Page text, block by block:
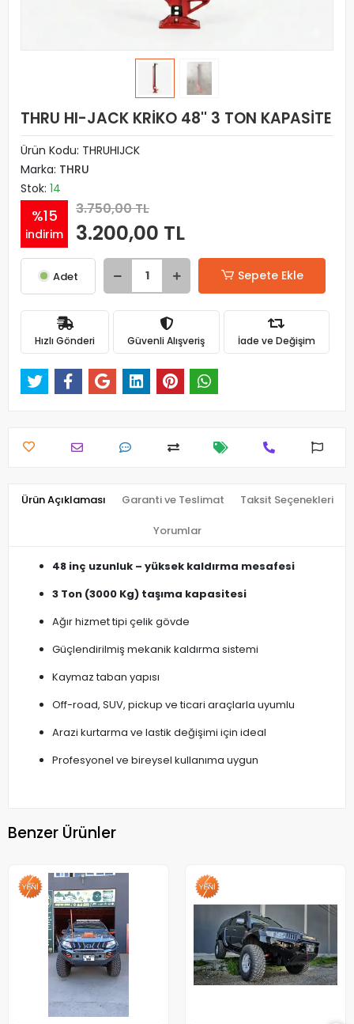
THRU HI-JACK KRİKO 48'' 3 TON KAPASİTE
Ürün Kodu: THRUHIJCK
Marka: THRU
Stok: 14
%15
indirim
3.750,00 TL
3.200,00 TL
Adet Sepete Ekle
Hızlı Gönderi Güvenli Alışveriş İade ve Değişim
Ürün Açıklaması Garanti ve Teslimat Taksit Seçenekleri
Yorumlar
48 inç uzunluk – yüksek kaldırma mesafesi
3 Ton (3000 Kg) taşıma kapasitesi
Ağır hizmet tipi çelik gövde
Güçlendirilmiş mekanik kaldırma sistemi
Kaymaz taban yapısı
Off-road, SUV, pickup ve ticari araçlarla uyumlu
Arazi kurtarma ve lastik değişimi için ideal
Profesyonel ve bireysel kullanıma uygun
Benzer Ürünler